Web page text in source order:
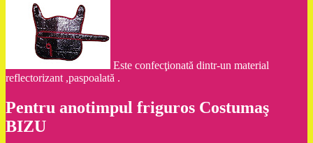
Este confecţionată dintr-un material
reflectorizant ,paspoalată .
Pentru anotimpul friguros Costumaş
BIZU